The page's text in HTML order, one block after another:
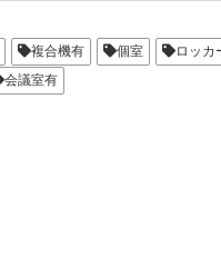
複合機有 個室 ロッカ
会議室有